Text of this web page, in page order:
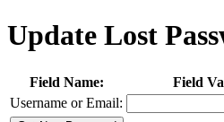
Update Lost
Field Name:
Field
Username or Email: